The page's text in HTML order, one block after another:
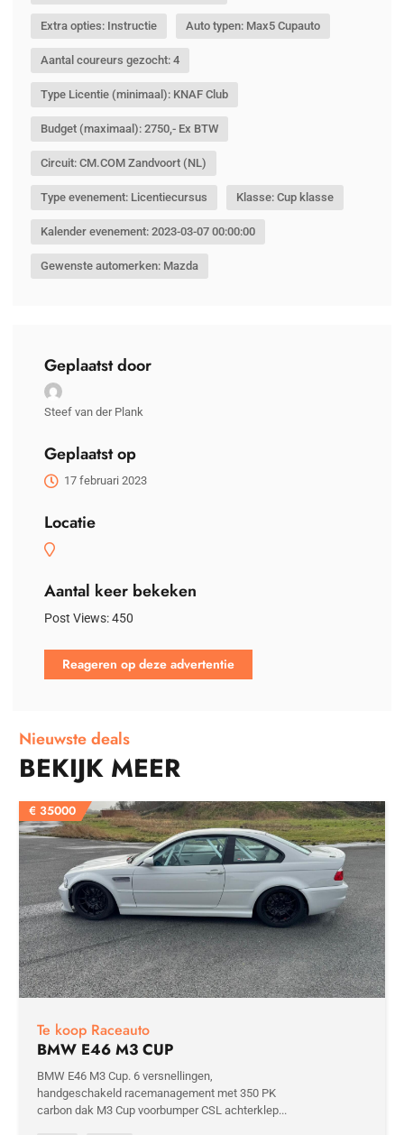
Extra opties: Instructie Auto typen: Max5 Cupauto
Aantal coureurs gezocht: 4
Type Licentie (minimaal): KNAF Club
Budget (maximaal): 2750,- Ex BTW
Circuit: CM.COM Zandvoort (NL)
Type evenement: Licentiecursus Klasse: Cup klasse
Kalender evenement: 2023-03-07 00:00:00
Gewenste automerken: Mazda
Geplaatst door
Steef van der Plank
Geplaatst op
17 februari 2023
Locatie
Aantal keer bekeken
Post Views:450
Reageren op deze advertentie
Nieuwste deals
BEKIJK MEER
€ 35000
Te koop Raceauto
BMW E46 M3 CUP
BMW E46 M3 Cup. 6 versnellingen,
handgeschakeld racemanagement met 350 PK
carbon dak M3 Cup voorbumper CSL achterklep...